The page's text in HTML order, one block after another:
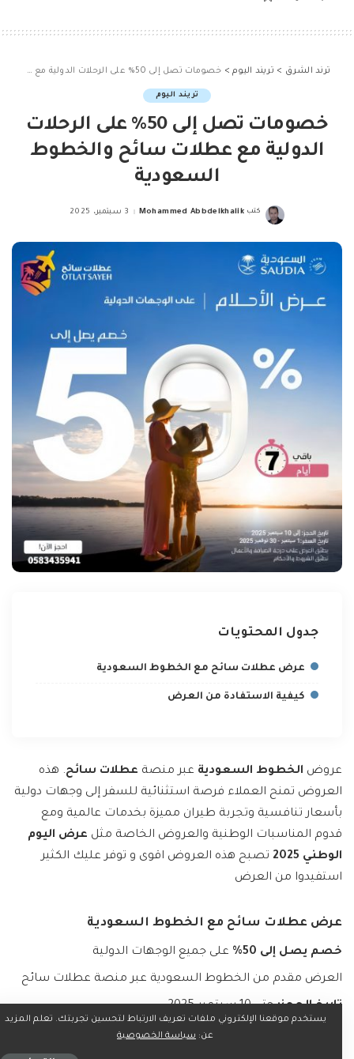
ترند الشرق > تريند اليوم> خصومات تصل إلى 50% على الرحلات الدولية مع عطلات سائح والخطوط السعودية
تريند اليوم
خصومات تصل إلى 50% على الرحلات
الدولية مع عطلات سائح والخطوط
السعودية
Posted
كتب Mohammed Abbdelkhalik 3 سبتمبر، 2025
جدول المحتويات
عرض عطلات سائح مع الخطوط السعودية
كيفية الاستفادة من العرض
عروض الخطوط السعودية عبر منصة عطلات سائح. هذه
العروض تمنح العملاء فرصة استثنائية للسفر إلى وجهات دولية
بأسعار تنافسية وتجربة طيران مميزة بخدمات عالمية ومع
قدوم المناسبات الوطنية والعروض الخاصة مثل عرض اليوم
الوطني 2025
تصبح هذه العروض اقوى و توفر عليك الكثير
استفيدوا من العرض
عرض عطلات سائح مع الخطوط السعودية
خصم يصل إلى 50% على جميع الوجهات الدولية
العرض مقدم من الخطوط السعودية عبر منصة عطلات سائح
تاريخ الحجز:حتى 10 سبتمبر 2025
يستخدم موقعنا الإلكتروني ملفات تعريف الارتباط لتحسين تجربتك. تعلم المزيد
عن: سياسة الخصوصية